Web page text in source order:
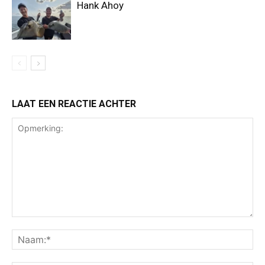
Hank Ahoy
LAAT EEN REACTIE ACHTER